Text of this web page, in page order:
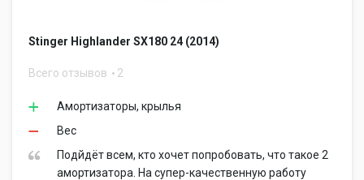
Stinger Highlander SX180 24 (2014)
Всего отзывов 2
Амортизаторы, крылья
Вес
Подйдёт всем, кто хочет попробовать, что такое 2
амортизатора. На супер-качественную работу